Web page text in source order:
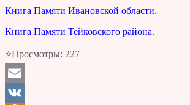
Книга Памяти Ивановской области.
Книга Памяти Тейковского района.
⭐Просмотры: 227
Email